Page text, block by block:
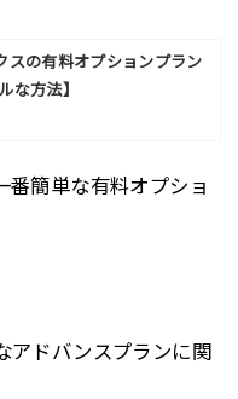
スの有料オプションプラン
な方法】
番簡単な有料オプショ
アドバンスプランに関